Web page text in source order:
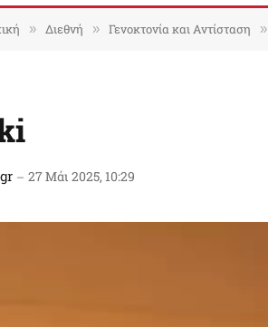
» Διεθνή » Γενοκτονία και Αντίσταση »
27 Μάι 2025, 10:29